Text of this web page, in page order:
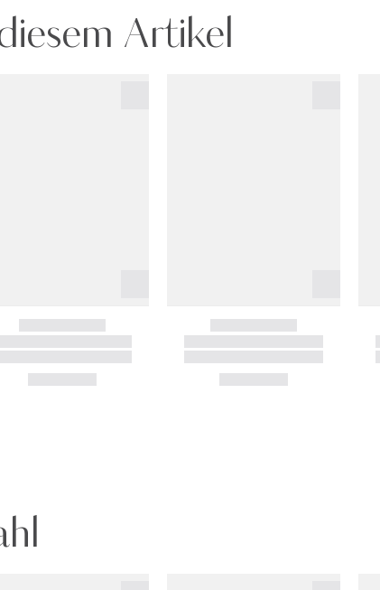
Artikel